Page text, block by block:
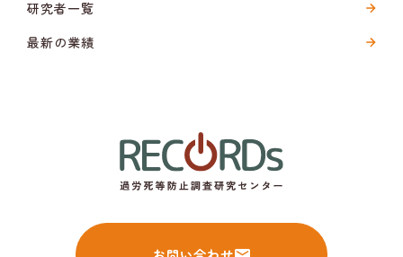
研究者一覧
最新の業績